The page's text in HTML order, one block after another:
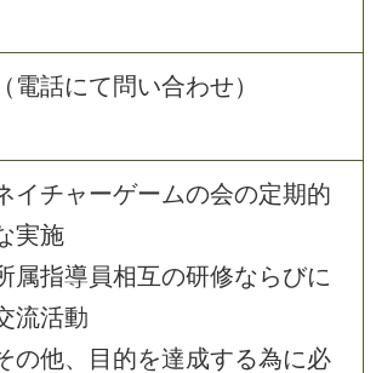
（電話にて問い合わせ）
イチャーゲームの会の定期的
実施
属指導員相互の研修ならびに
流活動
の他、目的を達成する為に必